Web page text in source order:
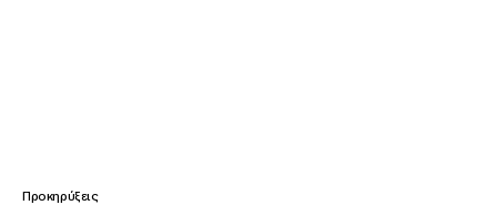
Προκηρύξεις